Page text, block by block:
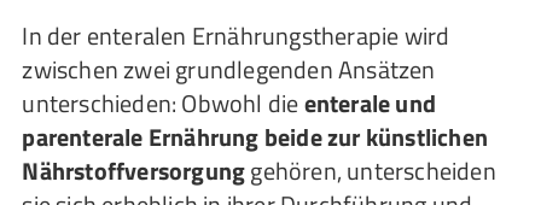
In der enteralen Ernährungstherapie wird
zwischen zwei grundlegenden Ansätzen
unterschieden: Obwohl dieenterale und
parenterale Ernährung beide zur künstlichen
Nährstoffversorgunggehören, unterscheiden